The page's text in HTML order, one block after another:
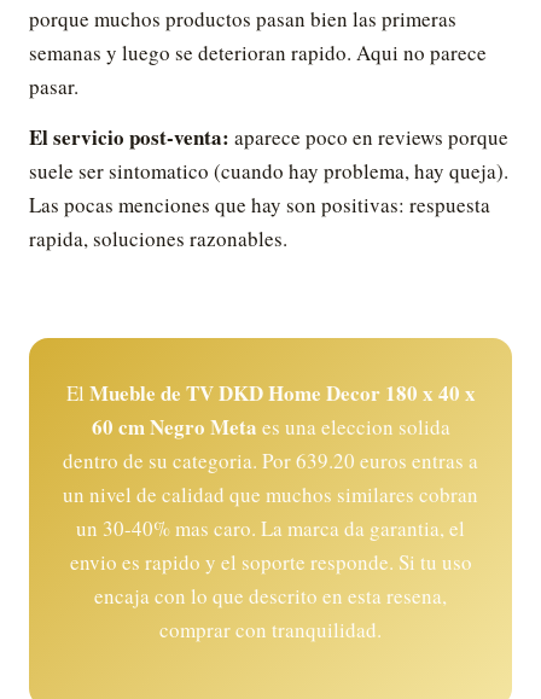
porque muchos productos pasan bien las primeras
semanas y luego se deterioran rapido. Aqui no parece
pasar.
El servicio post-venta: aparece poco en reviews porque
suele ser sintomatico (cuando hay problema, hay queja).
Las pocas menciones que hay son positivas: respuesta
rapida, soluciones razonables.
El Mueble de TV DKD Home Decor 180 x 40 x
60 cm Negro Meta es una eleccion solida
dentro de su categoria. Por 639.20 euros entras a
un nivel de calidad que muchos similares cobran
un 30-40% mas caro. La marca da garantia, el
envio es rapido y el soporte responde. Si tu uso
encaja con lo que descrito en esta resena,
comprar con tranquilidad.